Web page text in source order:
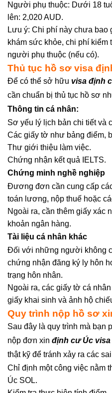
Người phụ thuộc: Dưới 18
lên: 2,020 AUD.
Lưu ý: Chi phí này chưa bao
khám sức khỏe, chi phí kiểm
người phụ thuộc (nếu có).
Thủ tục hồ sơ visa
Để có thể sở hữu visa định
cần chuẩn bị thủ tục hồ sơ
Thông tin cá nhân:
Sơ yếu lý lịch bản chi tiết và
Các giấy tờ như bảng điểm,
Thư giới thiệu làm việc.
Chứng nhận kết quả IELTS.
Chứng minh nghề nghiệp
Đương đơn cần cung cấp
toán lương, nộp thuế hoặc
Ngoài ra, cần thêm giấy xác
khoản ngân hàng.
Tài liệu cá nhân khác
Đối với những người không
chứng nhận đăng ký ly hôn
trạng hôn nhân.
Ngoài ra, các giấy tờ cá
giấy khai sinh và ảnh hộ
Quy trình nộp hồ sơ
Sau đây là quy trình mà bạn
nộp đơn xin định cư Úc visa
thật kỹ để tránh xảy ra các
Chỉ định một công việc nằm
Úc SOL.